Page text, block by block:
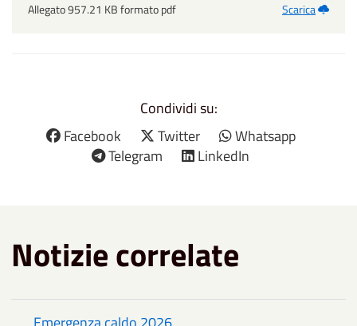
Allegato 957.21 KB formato pdf Scarica
Condividi su:
Facebook
Twitter
Whatsapp
Telegram
LinkedIn
Notizie correlate